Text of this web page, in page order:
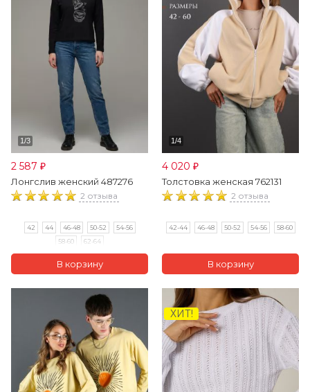
2 587 ₽
Лонгслив женский 487276
2 отзыва
42 44 46-48 50-52
54-56
58-60
62-64
4 020 ₽
Толстовка женская 762131
2 отзыва
42-44 46-48 50-52 54-56 58-60
ХИТ!